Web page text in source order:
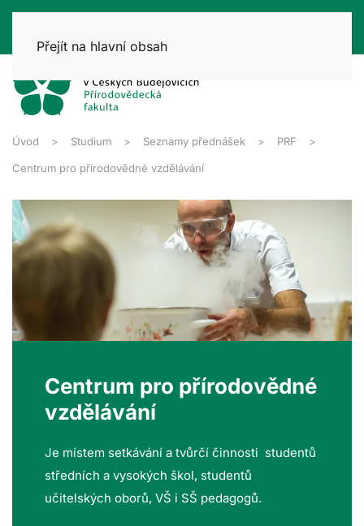
Přejít na hlavní obsah
Úvod Studium Seznamy přednášek PRF
Centrum pro přírodovědné vzdělávání
Centrum pro přírodovědné
vzdělávání
Je místem setkávání a tvůrčí činnosti studentů
středních a vysokých škol, studentů
učitelských oborů, VŠ i SŠ pedagogů.